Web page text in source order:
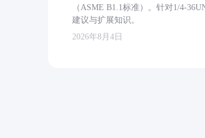
（ASME B1.1标准）。针对1/4-
建议与扩展知识。
2026年8月4日